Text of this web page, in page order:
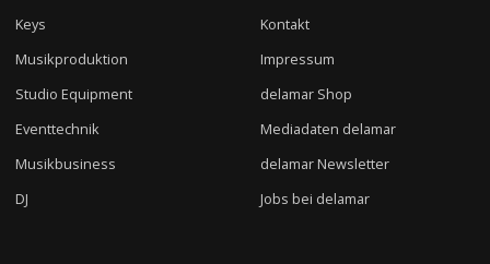
Keys
Musikproduktion
Studio Equipment
Eventtechnik
Musikbusiness
DJ
Kontakt
Impressum
delamar Shop
Mediadaten delamar
delamar Newsletter
Jobs bei delamar